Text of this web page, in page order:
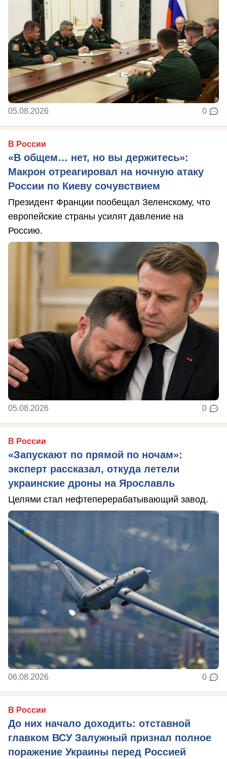
05.08.2026 0
В России
«В общем… нет, но вы держитесь»:
Макрон отреагировал на ночную атаку
России по Киеву сочувствием
Президент Франции пообещал Зеленскому, что
европейские страны усилят давление на
Россию.
05.08.2026 0
В России
«Запускают по прямой по ночам»:
эксперт рассказал, откуда летели
украинские дроны на Ярославль
Целями стал нефтеперерабатывающий завод.
06.08.2026 0
В России
До них начало доходить: отставной
главком ВСУ Залужный признал полное
поражение Украины перед Россией